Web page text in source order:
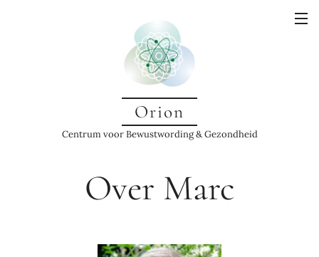
Orion
Centrum voor Bewustwording & Gezondheid
Over Marc